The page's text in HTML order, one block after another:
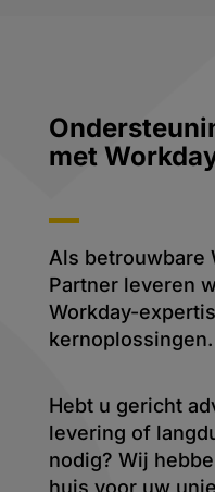
met
Als betrouwbare
Partner leveren
Workday-
kernoplossingen.
Hebt u gericht
levering of
nodig? Wij
huis voor uw